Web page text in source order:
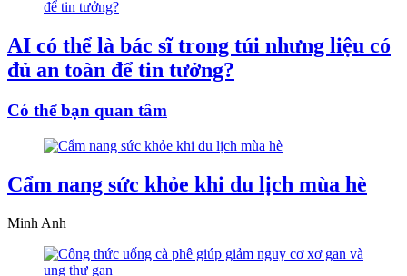
AI có thể là bác sĩ trong túi nhưng liệu có
đủ an toàn để tin tưởng?
Có thể bạn quan tâm
Cẩm nang sức khỏe khi du lịch mùa hè
Minh Anh